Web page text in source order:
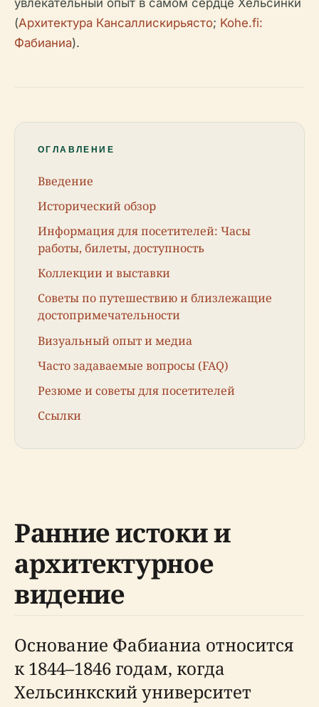
увлекательный опыт в самом сердце Хельсинки
(Архитектура Кансаллискирьясто; Kohe.fi:
Фабианиа).
ОГЛАВЛЕНИЕ
Введение
Исторический обзор
Информация для посетителей: Часы
работы, билеты, доступность
Коллекции и выставки
Советы по путешествию и близлежащие
достопримечательности
Визуальный опыт и медиа
Часто задаваемые вопросы (FAQ)
Резюме и советы для посетителей
Ссылки
Ранние истоки и
архитектурное
видение
Основание Фабианиа относится
к 1844–1846 годам, когда
Хельсинкский университет